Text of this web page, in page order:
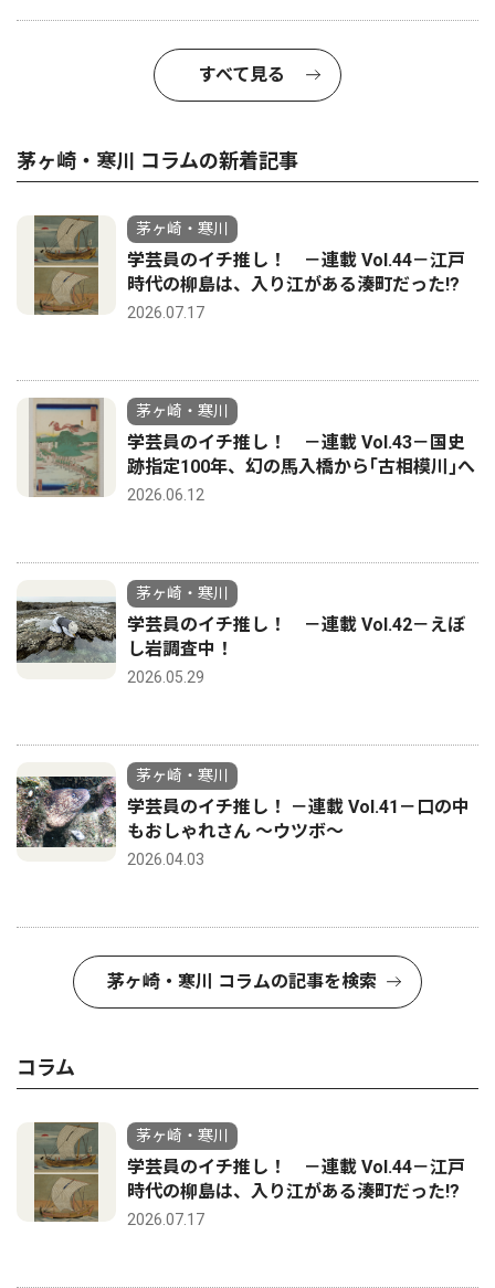
すべて見る
茅ヶ崎・寒川 コラムの新着記事
茅ヶ崎・寒川
学芸員のイチ推し！ －連載 Vol.44－江戸
時代の柳島は、入り江がある湊町だった!?
2026.07.17
茅ヶ崎・寒川
学芸員のイチ推し！ －連載 Vol.43－国史
跡指定100年、幻の馬入橋から｢古相模川｣へ
2026.06.12
茅ヶ崎・寒川
学芸員のイチ推し！ －連載 Vol.42－えぼ
し岩調査中！
2026.05.29
茅ヶ崎・寒川
学芸員のイチ推し！ －連載 Vol.41－口の中
もおしゃれさん ～ウツボ～
2026.04.03
茅ヶ崎・寒川 コラムの記事を検索
コラム
茅ヶ崎・寒川
学芸員のイチ推し！ －連載 Vol.44－江戸
時代の柳島は、入り江がある湊町だった!?
2026.07.17